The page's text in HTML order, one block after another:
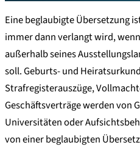
Eine beglaubigte Übersetzung
immer dann verlangt wird,
außerhalb seines
soll. Geburts- und
Strafregisterauszüge,
Geschäftsverträge werden von
Universitäten oder
von einer beglaubigten